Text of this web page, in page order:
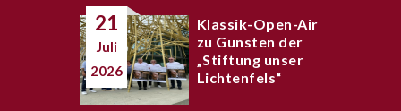
21
Juli
2026
Klassik-Open-Air
zu Gunsten der
„Stiftung unser
Lichtenfels“